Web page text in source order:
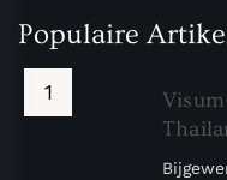
Populaire